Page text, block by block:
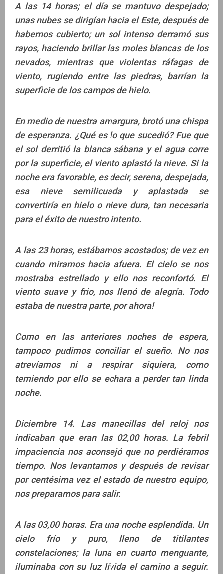
A las 14 horas; el día se mantuvo despejado;
unas nubes se dirigían hacia el Este, después de
habernos cubierto; un sol intenso derramó sus
rayos, haciendo brillar las moles blancas de los
nevados, mientras que violentas ráfagas de
viento, rugiendo entre las piedras, barrían la
superficie de los campos de hielo.
En medio de nuestra amargura, brotó una chispa
de esperanza. ¿Qué es lo que sucedió? Fue que
el sol derritió la blanca sábana y el agua corre
por la superficie, el viento aplastó la nieve. Si la
noche era favorable, es decir, serena, despejada,
esa nieve semilicuada y aplastada se
convertiría en hielo o nieve dura, tan necesaria
para el éxito de nuestro intento.
A las 23 horas, estábamos acostados; de vez en
cuando miramos hacia afuera. El cielo se nos
mostraba estrellado y ello nos reconfortó. El
viento suave y frio, nos llenó de alegría. Todo
estaba de nuestra parte, por ahora!
Como en las anteriores noches de espera,
tampoco pudimos conciliar el sueño. No nos
atrevíamos ni a respirar siquiera, como
temiendo por ello se echara a perder tan linda
noche.
Diciembre 14. Las manecillas del reloj nos
indicaban que eran las 02,00 horas. La febril
impaciencia nos aconsejó que no perdiéramos
tiempo. Nos levantamos y después de revisar
por centésima vez el estado de nuestro equipo,
nos preparamos para salir.
A las 03,00 horas. Era una noche esplendida. Un
cielo frío y puro, lleno de titilantes
constelaciones; la luna en cuarto menguante,
iluminaba con su luz lívida el camino a seguir.